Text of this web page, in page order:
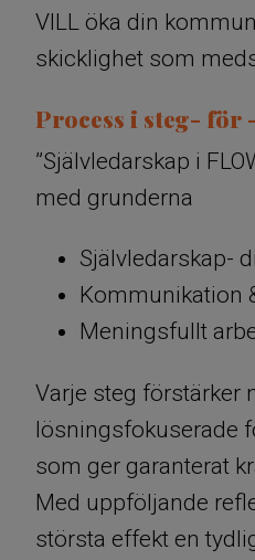
VILL öka din
skicklighet som
Process i steg- för
”Självledarskap i
med grunderna
Självledarskap-
Kommunikation
Meningsfullt
Varje steg förstärker
lösningsfokuserade
som ger garanterat
Med uppföljande
största effekt en